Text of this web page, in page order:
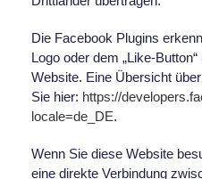
Die Facebook Plugins
Logo oder dem „Like-
Website. Eine Übersicht
Sie hier: https://
locale=de_DE.
Wenn Sie diese Website
eine direkte Verbindung